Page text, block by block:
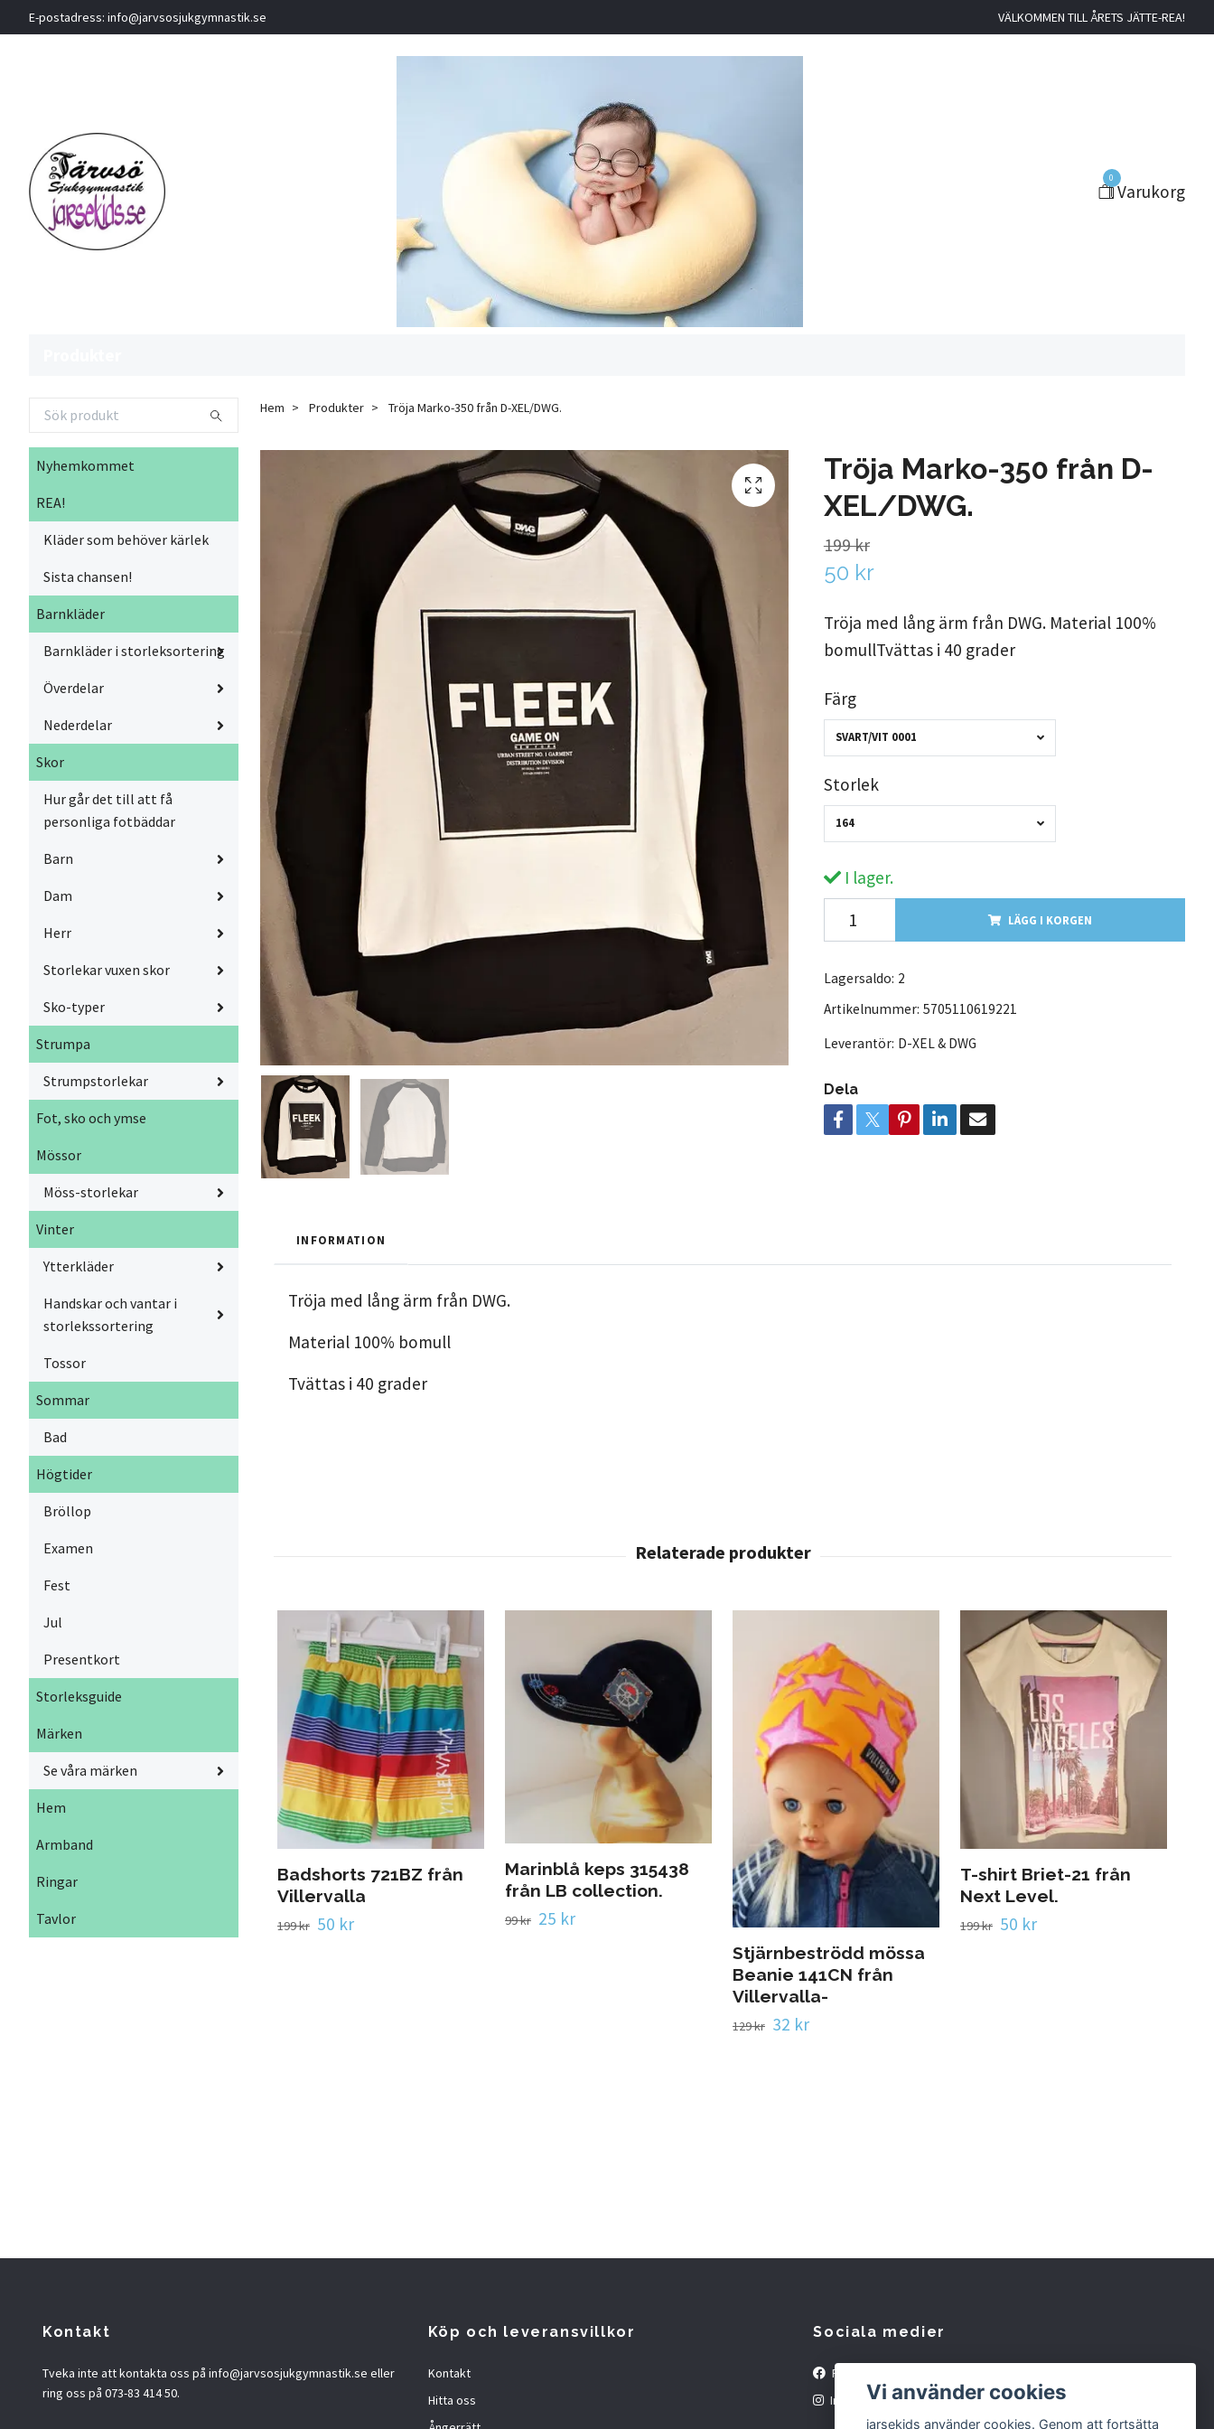
E-postadress: info@jarvsosjukgymnastik.se VÄLKOMMEN TILL ÅRETS JÄTTE-REA!
0
Varukorg
Nyhemkommet
REA!
Kläder som behöver kärlek
Sista chansen!
Barnkläder
Barnkläder i storleksortering
Överdelar
Nederdelar
Skor
Hur går det till att få
personliga fotbäddar
Barn
Dam
Herr
Storlekar vuxen skor
Sko-typer
Strumpa
Strumpstorlekar
Fot, sko och ymse
Mössor
Möss-storlekar
Vinter
Ytterkläder
Handskar och vantar i
storlekssortering
Tossor
Sommar
Bad
Högtider
Bröllop
Examen
Fest
Jul
Presentkort
Storleksguide
Märken
Se våra märken
Hem
Armband
Ringar
Tavlor
Hem Produkter Tröja Marko-350 från D-XEL/DWG.
Tröja Marko-350 från D-
XEL/DWG.
199 kr
50 kr
Tröja med lång ärm från DWG. Material 100%
bomullTvättas i 40 grader
Färg
SVART/VIT 0001
Storlek
164
I lager.
LÄGG I KORGEN
Lagersaldo: 2
Artikelnummer: 5705110619221
Leverantör: D-XEL & DWG
Dela
INFORMATION
Tröja med lång ärm från DWG.
Material 100% bomull
Tvättas i 40 grader
Badshorts 721BZ från
Villervalla
199 kr 50 kr
Marinblå keps 315438
från LB collection.
99 kr 25 kr
Stjärnbeströdd mössa
Beanie 141CN från
Villervalla-
129 kr 32 kr
T-shirt Briet-21 från
Next Level.
199 kr 50 kr
Kontakt
Tveka inte att kontakta oss på info@jarvsosjukgymnastik.se eller
ring oss på 073-83 414 50.
Köp och leveransvillkor
Kontakt
Hitta oss
Sociala medier
Facebook
InstagramVi använder cookies
jarsekids använder cookies. Genom att fortsätta